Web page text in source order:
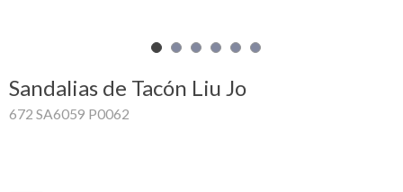
Sandalias de Tacón Liu Jo
672 SA6059 P0062